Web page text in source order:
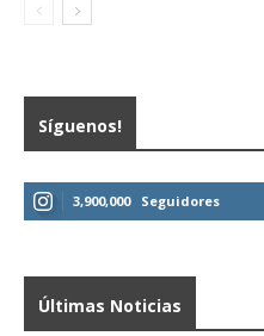
Síguenos!
3,900,000 Seguidores
Últimas Noticias